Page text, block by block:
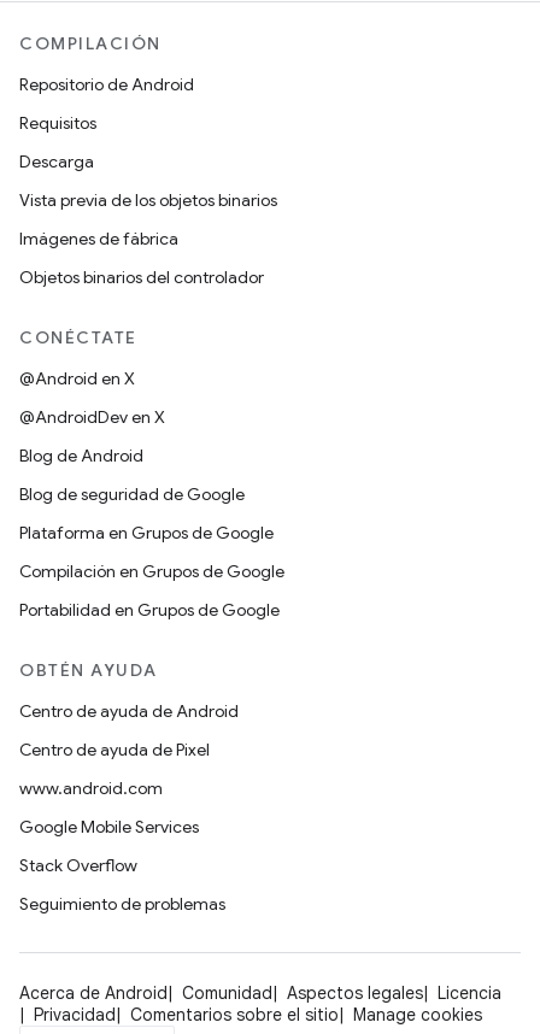
COMPILACIÓN
Repositorio de Android
Requisitos
Descarga
Vista previa de los objetos binarios
Imágenes de fábrica
Objetos binarios del controlador
CONÉCTATE
@Android en X
@AndroidDev en X
Blog de Android
Blog de seguridad de Google
Plataforma en Grupos de Google
Compilación en Grupos de Google
Portabilidad en Grupos de Google
OBTÉN AYUDA
Centro de ayuda de Android
Centro de ayuda de Pixel
www.android.com
Google Mobile Services
Stack Overflow
Seguimiento de problemas
Acerca de Android Comunidad Aspectos legales
Licencia
Privacidad
Comentarios sobre el sitio Manage cookies